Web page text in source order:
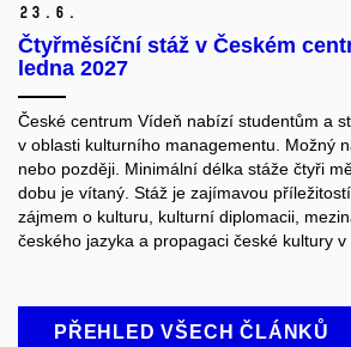
23. 6.
Čtyřměsíční stáž v Českém
ledna 2027
České centrum Vídeň nabízí studentům a
v oblasti kulturního managementu. Možný
nebo později. Minimální délka stáže čtyři
dobu je vítaný. Stáž je zajímavou
zájmem o kulturu, kulturní diplomacii,
českého jazyka a propagaci české kultury v
PŘEHLED VŠECH ČLÁNKŮ